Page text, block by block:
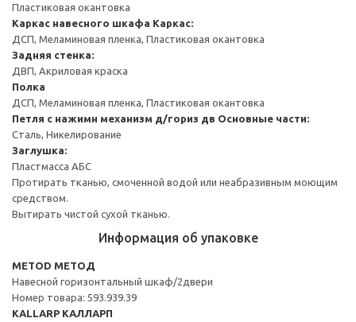
Пластиковая окантовка
Каркас навесного шкафа Каркас:
ДСП, Меламиновая пленка, Пластиковая окантовка
Задняя стенка:
ДВП, Акриловая краска
Полка
ДСП, Меламиновая пленка, Пластиковая окантовка
Петля с нажимн механизм д/гориз дв Основные части:
Сталь, Никелирование
Заглушка:
Пластмасса АБС
Протирать тканью, смоченной водой или неабразивным моющим
средством.
Вытирать чистой сухой тканью.
Информация об упаковке
METOD МЕТОД
Навесной горизонтальный шкаф/2двери
Номер товара: 593.939.39
KALLARP КАЛЛАРП